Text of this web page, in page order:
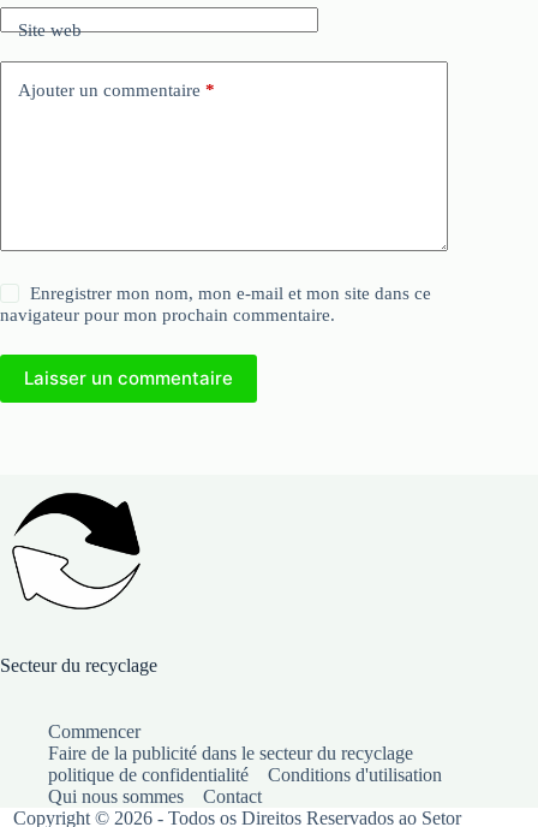
Site web
Ajouter un commentaire *
Enregistrer mon nom, mon e-mail et mon site dans ce
navigateur pour mon prochain commentaire.
Laisser un commentaire
Secteur du recyclage
Commencer
Faire de la publicité dans le secteur du recyclage
politique de confidentialité
Conditions d'utilisation
Qui nous sommes
Contact
Copyright © 2026 - Todos os Direitos Reservados ao Setor